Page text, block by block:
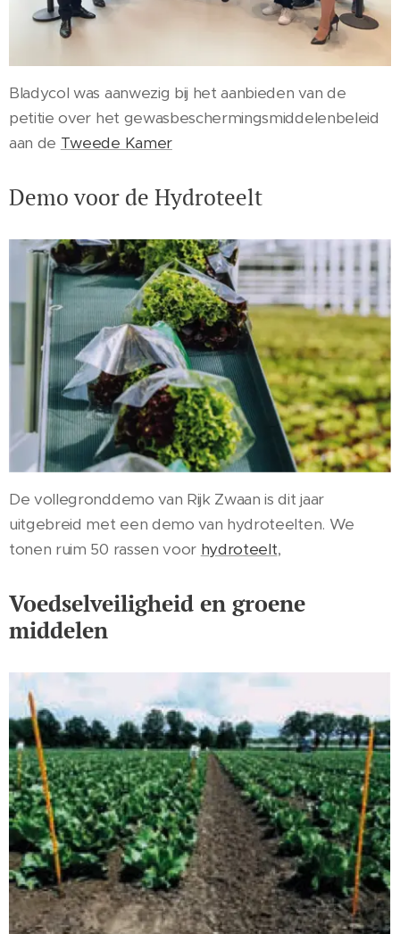
Bladycol was aanwezig bij het aanbieden van de
petitie over het gewasbeschermingsmiddelenbeleid
aan de Tweede Kamer
Demo voor de Hydroteelt
De vollegronddemo van Rijk Zwaan is dit jaar
uitgebreid met een demo van hydroteelten. We
tonen ruim 50 rassen voor hydroteelt,
Voedselveiligheid en groene
middelen